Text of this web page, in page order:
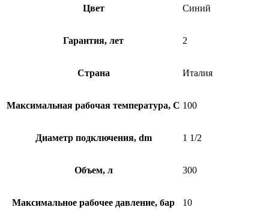
Цвет Синий
Гарантия, лет 2
Страна Италия
Максимальная рабочая температура, C 100
Диаметр подключения, dm 1 1/2
Объем, л 300
Максимальное рабочее давление, бар 10